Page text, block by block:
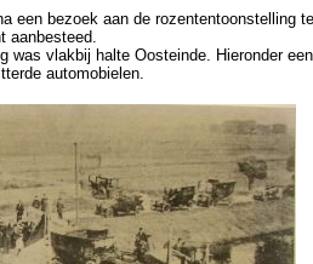
een bezoek aan de rozententoonstelling
aanbesteed.
was vlakbij halte Oosteinde. Hieronder
automobielen.